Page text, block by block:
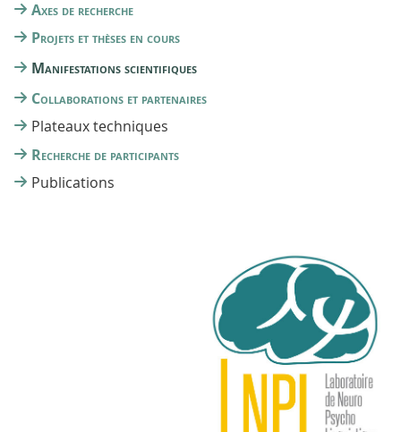
Axes de recherche
Projets et thèses en cours
Manifestations scientifiques
Collaborations et partenaires
Plateaux techniques
Recherche de participants
Publications